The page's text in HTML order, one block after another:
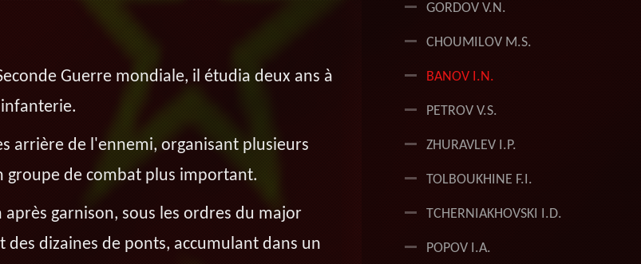
GORDOV V.N.
CHOUMILOV M.S.
BANOV I.N.
PETROV V.S.
ZHURAVLEV I.P.
TOLBOUKHINE F.I.
TCHERNIAKHOVSKI I.D.
POPOV I.A.
Guerre mondiale, il étudia deux ans à
arrière de l'ennemi, organisant plusieurs
groupe de combat plus important.
garnison, sous les ordres du major
dizaines de ponts, accumulant dans un